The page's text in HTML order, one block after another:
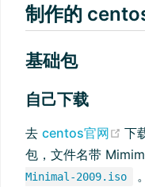
制作的
基础包
自己下载
去 centos官网
下
包，文件名带
Minimal-2009.iso